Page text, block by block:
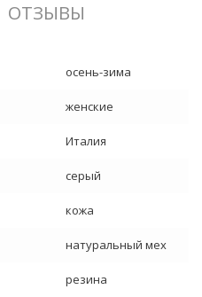
ОТЗЫВЫ
осень-зима
женские
Италия
серый
кожа
натуральный мех
резина